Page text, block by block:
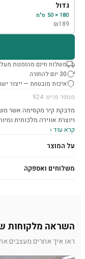
גדול
180 × 50 ס"מ
₪189
משלוח חינם מהזמנות מעל 300₪
30 יום להחזרה
איכות מובטחת — ייצור
מספר פריט: 924
מדבקת קיר מקסימה אשר
ויוצרת אווירה מלכותית ומיוחדת.
קרא עוד ›
על המוצר
משלוחים ואספקה
השראה מלקוחות
ראו איך אחרים מעצבים